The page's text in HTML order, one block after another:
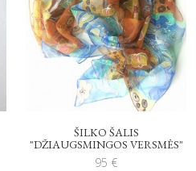
ŠILKO ŠALIS
"DŽIAUGSMINGOS VERSMĖS"
95 €